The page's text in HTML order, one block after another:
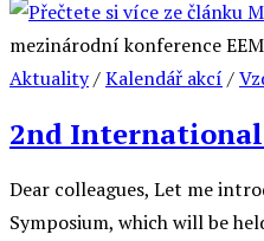
mezinárodní konference
Aktuality/Kalendář akcí /
2nd International
Dear colleagues, Let me
Symposium, which will be